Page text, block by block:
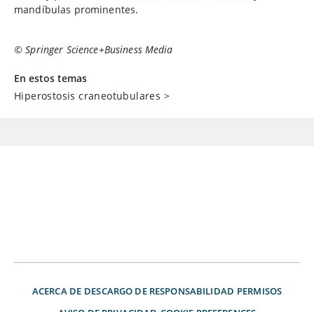
mandíbulas prominentes.
© Springer Science+Business Media
En estos temas
Hiperostosis craneotubulares >
ACERCA DE DESCARGO DE RESPONSABILIDAD PERMISOS